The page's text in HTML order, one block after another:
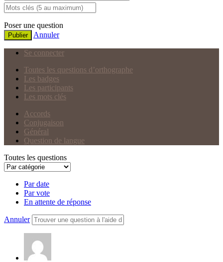
Poser une question
Publier Annuler
Se connecter
Toutes les questions d’orthographe
Les badges
Les participants
Les mots clés
Accords
Conjugaison
Général
Question de langue
Toutes les questions
Par date
Par vote
En attente de réponse
Annuler